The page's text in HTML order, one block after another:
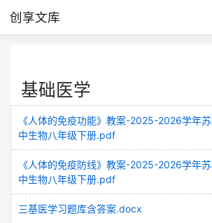
创享文库
基础医学
《人体的免疫功能》教案-2025-2026学年
中生物八年级下册.pdf
《人体的免疫防线》教案-2025-2026学年
中生物八年级下册.pdf
三基医学习题库含答案.docx